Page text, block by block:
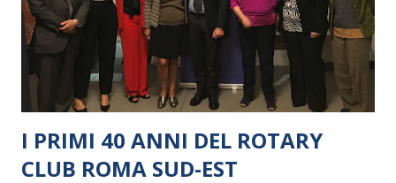
I PRIMI 40 ANNI DEL ROTARY
CLUB ROMA SUD-EST